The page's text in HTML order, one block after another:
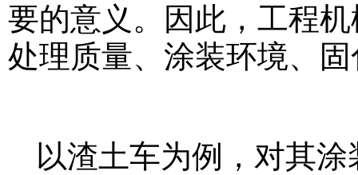
要的意义。因此，工程
处理质量、涂装环境、
以渣土车为例，对其